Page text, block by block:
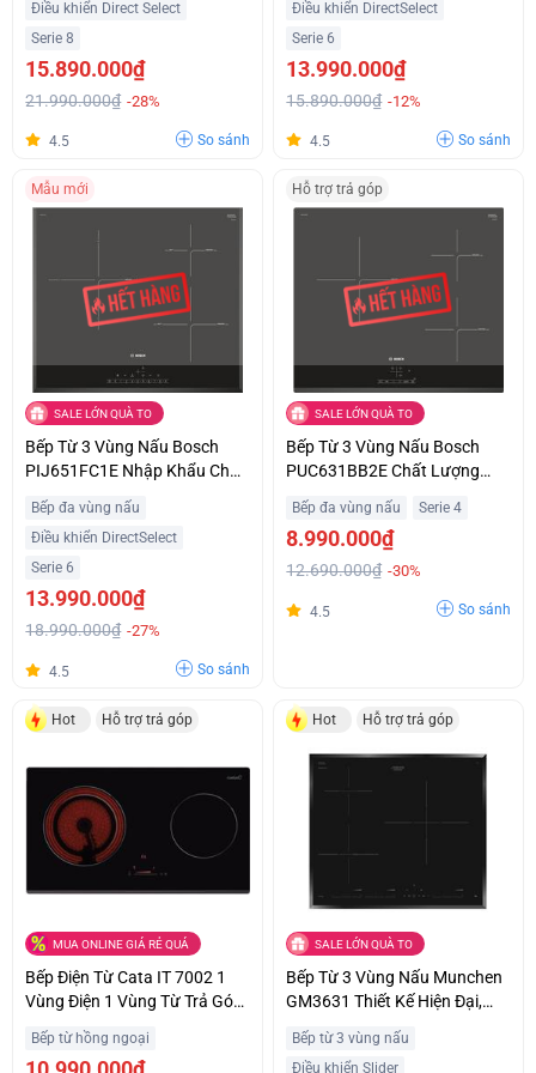
Điều khiển Direct Select
Serie 8
15.890.000₫
21.990.000₫ -28%
4.5 So sánh
Điều khiển DirectSelect
Serie 6
13.990.000₫
15.890.000₫ -12%
4.5 So sánh
Mẫu mới
SALE LỚN QUÀ TO
Bếp Từ 3 Vùng Nấu Bosch
PIJ651FC1E Nhập Khẩu Châu
Âu Giá Siêu Ưu Đãi
Bếp đa vùng nấu
Điều khiển DirectSelect
Serie 6
13.990.000₫
18.990.000₫ -27%
4.5 So sánh
Hỗ trợ trả góp
SALE LỚN QUÀ TO
Bếp Từ 3 Vùng Nấu Bosch
PUC631BB2E Chất Lượng
Châu Âu Giá Tốt
Bếp đa vùng nấu Serie 4
8.990.000₫
12.690.000₫ -30%
4.5 So sánh
Hot Hỗ trợ trả góp
MUA ONLINE GIÁ RẺ QUÁ
Bếp Điện Từ Cata IT 7002 1
Vùng Điện 1 Vùng Từ Trả Góp
Bếp từ hồng ngoại
Hot Hỗ trợ trả góp
SALE LỚN QUÀ TO
Bếp Từ 3 Vùng Nấu Munchen
GM3631 Thiết Kế Hiện Đại,
Bếp từ 3 vùng nấu
Điều khiển Slider